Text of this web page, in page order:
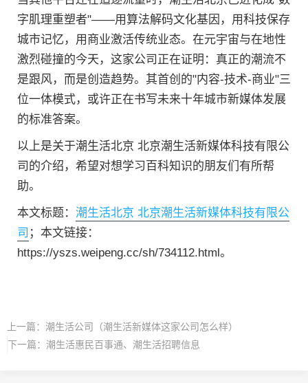
字肌理重塑者"——用算法解码文化基因，用科技保存
城市记忆，用商业激活传统业态。在元宇宙与在地性
激烈碰撞的今天，这家公司正在证明：真正的潮流不
是跟风，而是创造趋势。其首创的"内容-技术-商业"三
位一体模式，或许正在书写未来十年城市新媒体发展
的标准答案。
以上是关于潮生活北京 北京潮生活新媒体科技有限公
司的介绍，希望对想学习百科知识的朋友们有所帮
助。
本文标题： 潮生活北京 北京潮生活新媒体科技有限公
司 ；本文链接：
https://yszs.weipeng.cc/sh/734112.html。
上一篇： 潮生活公司（潮生活新媒体这家公司怎么样）
下一篇： 潮生活惠民百事通、潮生活招聘信息